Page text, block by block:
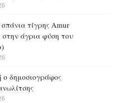
τίγρης Amur
στην άγρια φύση του
δημοσιογράφος